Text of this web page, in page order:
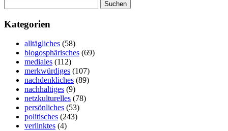
nach:
Kategorien
alltägliches (58)
blogosphärisches (69)
mediales (112)
merkwürdiges (107)
nachdenkliches (89)
nachhaltiges (9)
netzkulturelles (78)
persönliches (53)
politisches (243)
verlinktes (4)